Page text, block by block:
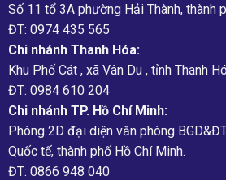
Số 11 tổ 3A phường Hải Thành, thành
ĐT: 0974 435 565
Chi nhánh Thanh Hóa:
Khu Phố Cát , xã Vân Du , tỉnh Thanh
ĐT: 0984 610 204
Chi nhánh TP. Hồ Chí Minh:
Phòng 2D đại diện văn phòng
Quốc tế, thành phố Hồ Chí Minh.
ĐT: 0866 948 040